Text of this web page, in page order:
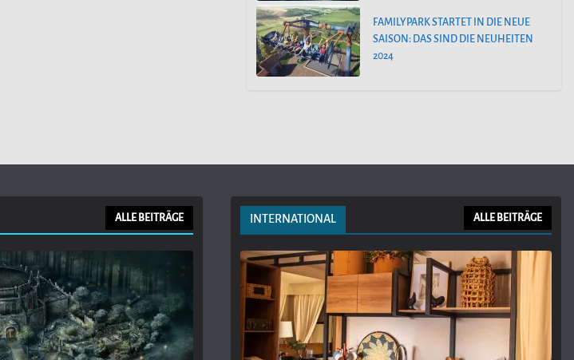
FAMILYPARK STARTET IN DIE NEUE
SAISON: DAS SIND DIE NEUHEITEN
2024
ALLE BEITRÄGE INTERNATIONAL ALLE BEITRÄGE